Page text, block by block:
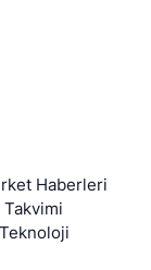
Haberleri
Takvimi
Teknoloji